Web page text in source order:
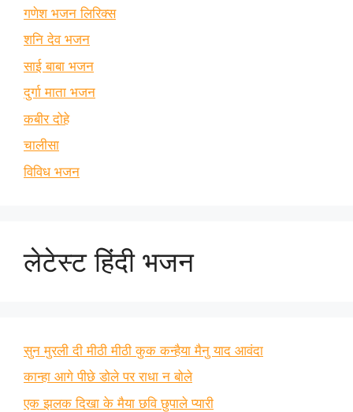
गणेश भजन लिरिक्स
शनि देव भजन
साई बाबा भजन
दुर्गा माता भजन
कबीर दोहे
चालीसा
विविध भजन
लेटेस्ट हिंदी भजन
सुन मुरली दी मीठी मीठी कुक कन्हैया मैनु याद आवंदा
कान्हा आगे पीछे डोले पर राधा न बोले
एक झलक दिखा के मैया छवि छुपाले प्यारी